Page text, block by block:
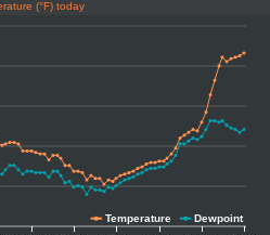
(°F) today